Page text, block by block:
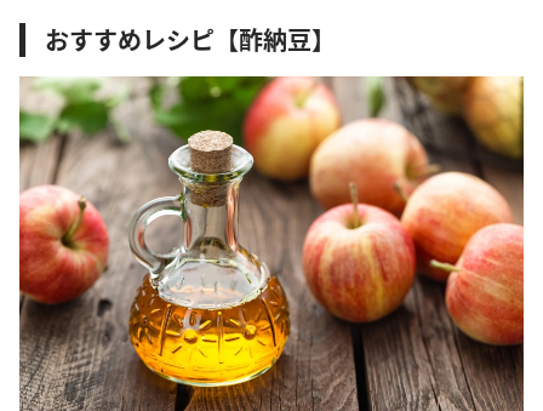
おすすめレシピ【酢納豆】